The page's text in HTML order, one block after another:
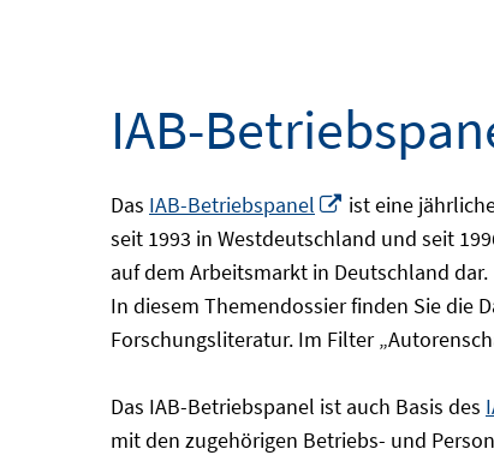
IAB-
Das IAB-Betriebspanel
In
neuem
Fenster
öffnen
ist eine
seit 1993 in Westdeutschland und seit
auf dem Arbeitsmarkt in Deutschland dar.
In diesem Themendossier finden Sie die
Forschungsliteratur. Im Filter
Das IAB-Betriebspanel ist auch Basis des
mit den zugehörigen Betriebs- und